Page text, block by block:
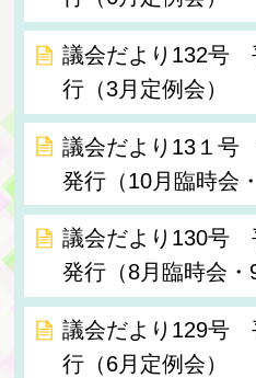
議会だより132号
行（3月定例会）
議会だより13１号
発行（10月臨時会
議会だより130号
発行（8月臨時会・
議会だより129号
行（6月定例会）